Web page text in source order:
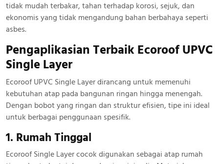
tidak mudah terbakar, tahan terhadap korosi, sejuk, dan
ekonomis yang tidak mengandung bahan berbahaya seperti
asbes.
Pengaplikasian Terbaik Ecoroof UPVC
Single Layer
Ecoroof UPVC Single Layer dirancang untuk memenuhi
kebutuhan atap pada bangunan ringan hingga menengah.
Dengan bobot yang ringan dan struktur efisien, tipe ini ideal
untuk berbagai penggunaan spesifik.
1. Rumah Tinggal
Ecoroof Single Layer cocok digunakan sebagai atap rumah